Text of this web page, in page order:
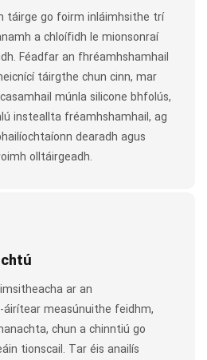
táirge go foirm inláimhsithe trí
a chloífidh le mionsonraí
Féadfar an fhréamhshamhail
táirgthe chun cinn, mar
múnla silicone bhfolús,
insteallta fréamhshamhail, ag
dearadh agus
olltáirgeadh.
ar an
measúnuithe feidhm,
chun a chinntiú go
tionscail. Tar éis anailís